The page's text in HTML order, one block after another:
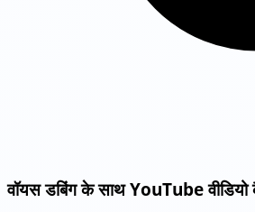
वॉयस डबिंग के साथ YouTube